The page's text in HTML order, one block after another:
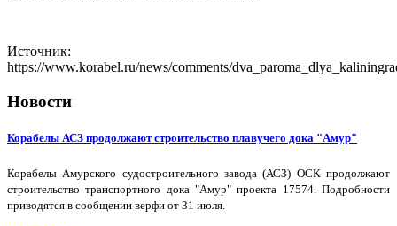
Источник:
https://www.korabel.ru/news/comments/
Новости
Корабелы АСЗ продолжают строительство плавучего дока "Амур"
Корабелы Амурского судостроительного завода (АСЗ) ОСК продолжают
строительство транспортного дока "Амур" проекта 17574. Подробности
приводятся в сообщении верфи от 31 июля.